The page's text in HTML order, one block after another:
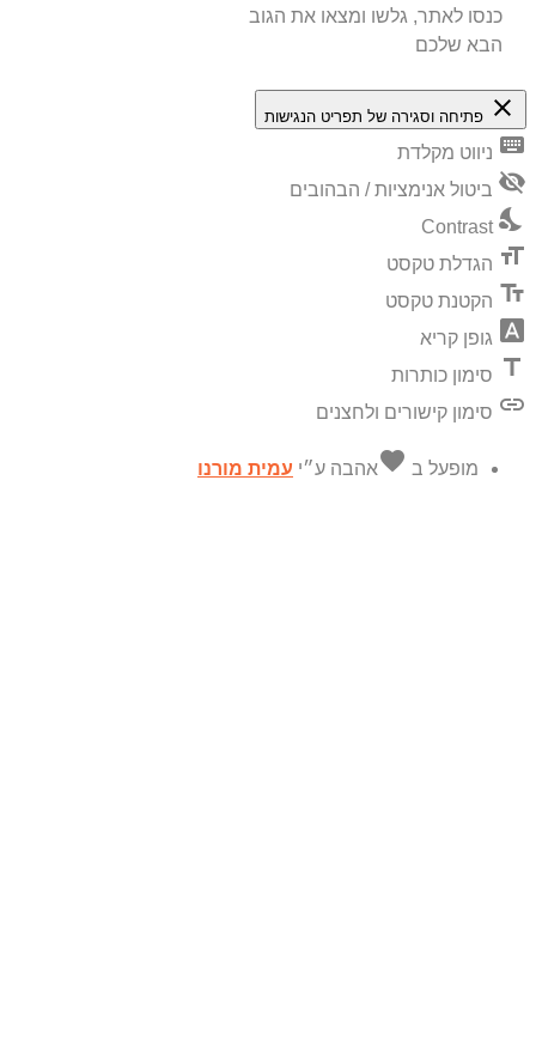
כנסו לאתר, גלשו ומצאו את הגוב
הבא שלכם
close פתיחה וסגירה של תפריט הנגישות
keyboard ניווט מקלדת
visibility_off ביטול אנימציות / הבהובים
nights_stay
Contrast
format_size הגדלת טקסט
text_fields הקטנת טקסט
font_download גופן קריא
title סימון כותרות
link סימון קישורים ולחצנים
מופעל ב favoriteאהבה ע״י עמית מורנו